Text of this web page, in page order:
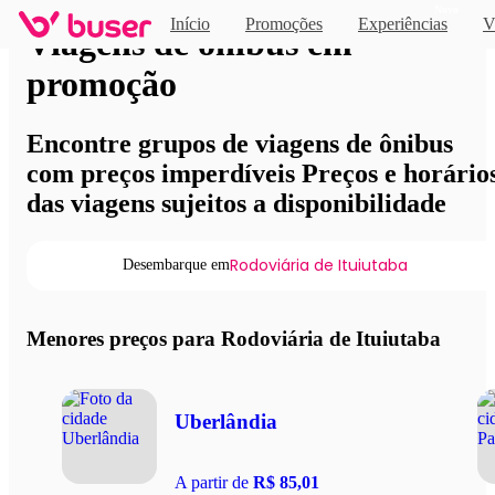
Início Promoções Experiências
Viagens de ônibus em
promoção
Encontre grupos de viagens de ônibus
com preços imperdíveis Preços e
das viagens sujeitos a disponibilidade
Desembarque emRodoviária de Ituiutaba
Menores preços para Rodoviária de Ituiutaba
Uberlândia
A partir de R$ 85,01